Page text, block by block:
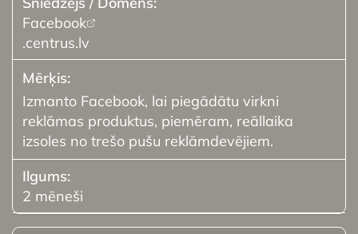
Facebook
.centrus.lv
Izmanto Facebook, lai piegādātu virkni
reklāmas produktus, piemēram, reāllaika
izsoles no trešo pušu reklāmdevējiem.
2 mēneši